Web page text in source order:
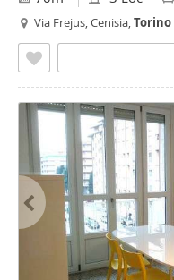
Via Frejus, Cenisia,Torino